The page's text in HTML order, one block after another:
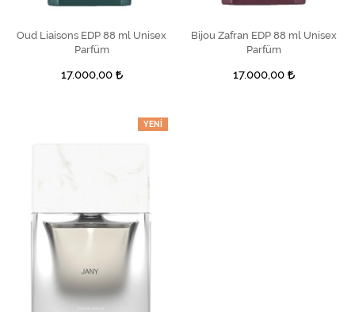
SEPETE EKLE
Oud Liaisons EDP 88 ml Unisex
Parfüm
17.000,00
SEPETE EKLE
Bijou Zafran EDP 88 ml Unisex
Parfüm
17.000,00
YENI